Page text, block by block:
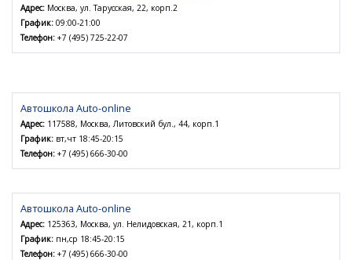
Адрес: Москва, ул. Тарусская, 22, корп.2
График: 09:00-21:00
Телефон: +7 (495) 725-22-07
Автошкола Auto-online
Адрес: 117588, Москва, Литовский бул., 44, корп.1
График: вт,чт 18:45-20:15
Телефон: +7 (495) 666-30-00
Автошкола Auto-online
Адрес: 125363, Москва, ул. Нелидовская, 21, корп.1
График: пн,ср 18:45-20:15
Телефон: +7 (495) 666-30-00